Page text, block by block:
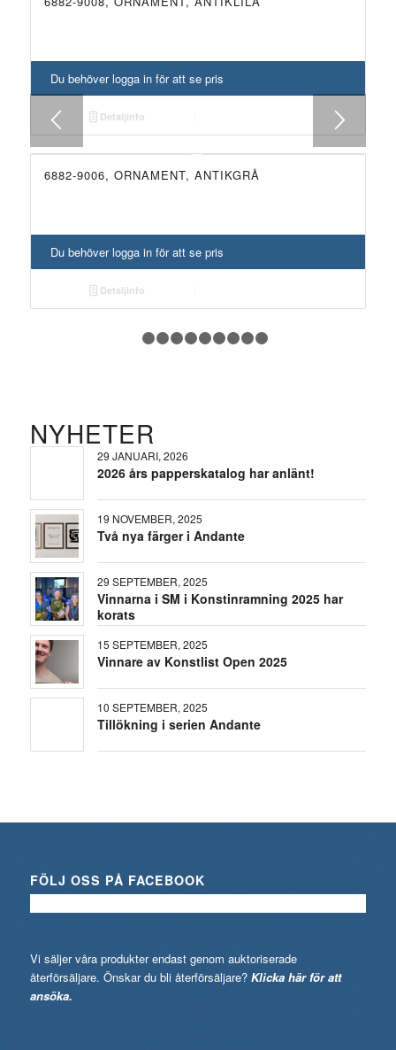
Du behöver logga in för att se pris
Detaljinfo
6882-9006, ORNAMENT, ANTIKGRÅ
Du behöver logga in för att se pris
Detaljinfo
1 2 3 4
NYHETER
29 JANUARI, 2026
2026 års papperskatalog har anlänt!
19 NOVEMBER, 2025
Två nya färger i Andante
29 SEPTEMBER, 2025
Vinnarna i SM i Konstinramning 2025 har
korats
15 SEPTEMBER, 2025
Vinnare av Konstlist Open 2025
10 SEPTEMBER, 2025
Tillökning i serien Andante
FÖLJ OSS PÅ FACEBOOK
Vi säljer våra produkter endast genom auktoriserade
återförsäljare. Önskar du bli återförsäljare? Klicka här för att
ansöka.